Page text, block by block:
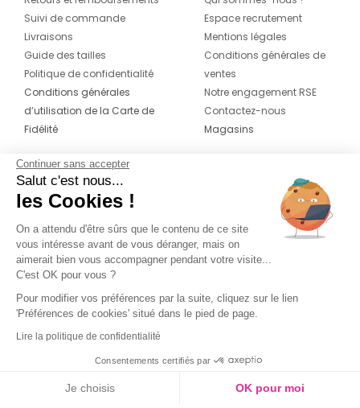
Suivi de commande
Livraisons
Guide des tailles
Politique de confidentialité
Conditions générales
d’utilisation de la Carte de
Fidélité
Espace recrutement
Mentions légales
Conditions générales de
ventes
Notre engagement RSE
Contactez-nous
Magasins
CONTACT
04 42 20 78 42
Du lundi au jeudi de 8h30 à 16h30 & le
vendredi de 8h30 à 15h30
Continuer sans accepter
Salut c'est nous...
les Cookies !
On a attendu d'être sûrs que le contenu de ce site
vous intéresse avant de vous déranger, mais on
aimerait bien vous accompagner pendant votre visite...
C'est OK pour vous ?
Pour modifier vos préférences par la suite, cliquez sur le lien
'Préférences de cookies' situé dans le pied de page.
Lire la politique de confidentialité
Consentements certifiés par
Je choisis OK pour moi